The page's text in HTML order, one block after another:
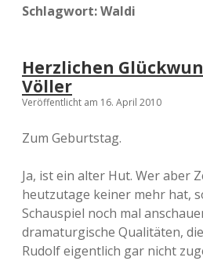
Schlagwort:Waldi
Herzlichen
Völler
Veröffentlicht am 16. April 2010
Zum Geburtstag.
Ja, ist ein alter Hut. Wer aber
heutzutage keiner mehr hat,
Schauspiel noch mal
dramaturgische Qualitäten,
Rudolf eigentlich gar nicht